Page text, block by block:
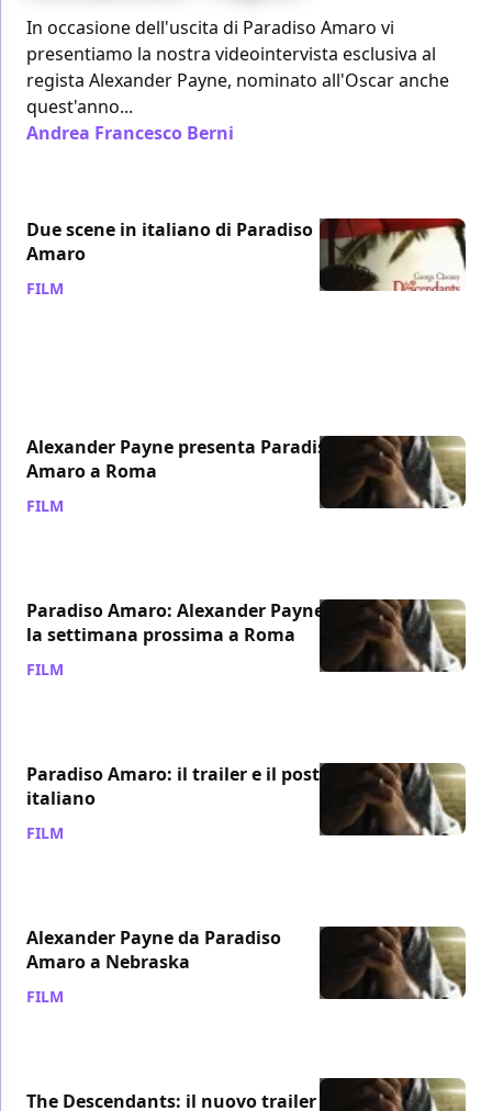
In occasione dell'uscita di Paradiso Amaro vi
presentiamo la nostra videointervista esclusiva al
regista Alexander Payne, nominato all'Oscar anche
quest'anno...
Andrea Francesco Berni
Due scene in italiano di Paradiso
Amaro
FILM
Alexander Payne presenta Paradiso
Amaro a Roma
FILM
Paradiso Amaro: Alexander Payne
la settimana prossima a Roma
FILM
Paradiso Amaro: il trailer e il poster
italiano
FILM
Alexander Payne da Paradiso
Amaro a Nebraska
FILM
The Descendants: il nuovo trailer